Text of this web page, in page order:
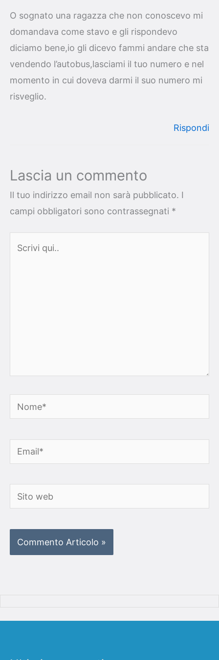
O sognato una ragazza che non conoscevo mi
domandava come stavo e gli rispondevo
diciamo bene,io gli dicevo fammi andare che sta
vendendo l’autobus,lasciami il tuo numero e nel
momento in cui doveva darmi il suo numero mi
risveglio.
Rispondi
Lascia un commento
Il tuo indirizzo email non sarà pubblicato. I
campi obbligatori sono contrassegnati *
Nome*
Email*
Sito
web